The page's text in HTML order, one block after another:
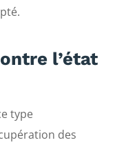
l’état
type
des